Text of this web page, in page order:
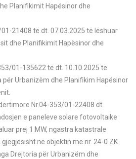
Planifikimit Hapësinor dhe
01-21408 të dt. 07.03.2025 të lëshuar
dhe Planifikimit Hapësinor dhe
01-135622 të dt. 10.10.2025 të
për Urbanizëm dhe Planifikim Hapësinor
.
Nr.04-353/01-22408 dt.
e paneleve solare fotovoltaike
prej 1 MW, ngastra katastrale
gjegjësisht në objektin me nr. 24-0 ZK
Drejtoria për Urbanizëm dhe